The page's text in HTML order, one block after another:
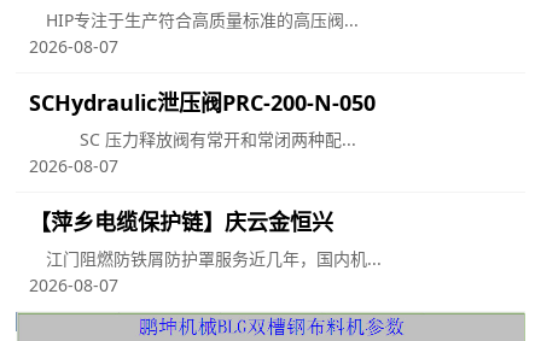
HIP专注于生产符合高质量标准的高压阀...
2026-08-07
SCHydraulic泄压阀PRC-200-N-050
SC 压力释放阀有常开和常闭两种配...
2026-08-07
【萍乡电缆保护链】庆云金恒兴
江门阻燃防铁屑防护罩服务近几年，国内机...
2026-08-07